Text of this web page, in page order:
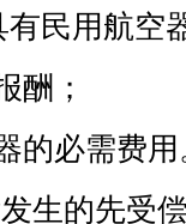
民用航空
酬；
的必需费用
生的先受